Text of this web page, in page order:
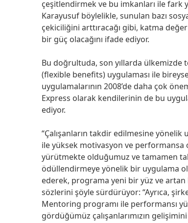
çeşitlendirmek ve bu imkanları ile
Karayusuf böylelikle, sunulan bazı
çekiciliğini arttıracağı gibi, katma
bir güç olacağını ifade ediyor.
Bu doğrultuda, son yıllarda
(flexible benefits) uygulaması ile
uygulamalarının 2008’de daha çok
Express olarak kendilerinin de bu
ediyor.
“Çalışanların takdir edilmesine yönelik
ile yüksek motivasyon ve
yürütmekte olduğumuz ve tamamen
ödüllendirmeye yönelik bir uygulama
ederek, programa yeni bir yüz ve artan
sözlerini şöyle sürdürüyor: “Ayrıca,
Mentoring programı ile performansı
gördüğümüz çalışanlarımızın